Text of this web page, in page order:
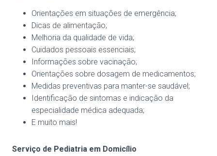
Orientações em situações de emergência;
Dicas de alimentação;
Melhoria da qualidade de vida;
Cuidados pessoais essenciais;
Informações sobre vacinação;
Orientações sobre dosagem de medicamentos;
Medidas preventivas para manter-se saudável;
Identificação de sintomas e indicação da
especialidade médica adequada;
E muito mais!
Serviço de Pediatria em Domicílio